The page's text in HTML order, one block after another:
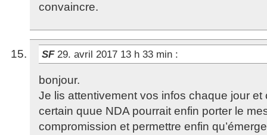
convaincre.
SF 29. avril 2017 13 h 33 min :
bonjour.
Je lis attentivement vos infos chaque jour et
certain quue NDA pourrait enfin porter le
compromission et permettre enfin